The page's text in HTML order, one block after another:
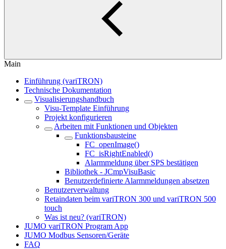
Main
Einführung (variTRON)
Technische Dokumentation
Visualisierungshandbuch
Visu-Template Einführung
Projekt konfigurieren
Arbeiten mit Funktionen und Objekten
Funktionsbausteine
FC_openImage()
FC_isRightEnabled()
Alarmmeldung über SPS bestätigen
Bibliothek - JCmpVisuBasic
Benutzerdefinierte Alarmmeldungen absetzen
Benutzerverwaltung
Retaindaten beim variTRON 300 und variTRON 500
touch
Was ist neu? (variTRON)
JUMO variTRON Program App
JUMO Modbus Sensoren/Geräte
FAQ